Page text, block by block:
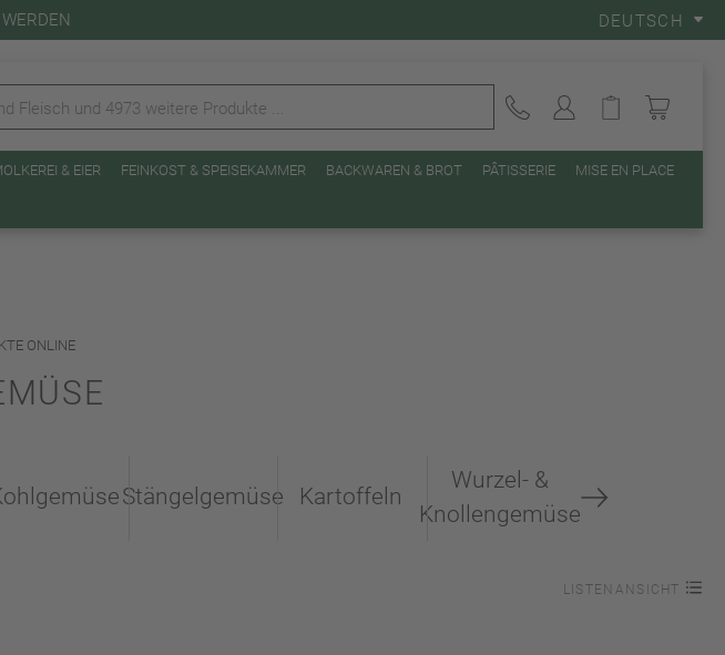
DEUTSCH
& EIER FEINKOST & SPEISEKAMMER BACKWAREN & BROT PÂTISSERIE MISE EN PLACE
ONLINE
Stängelgemüse Kartoffeln
Wurzel- &
Knollengemüse
LISTENANSICHT